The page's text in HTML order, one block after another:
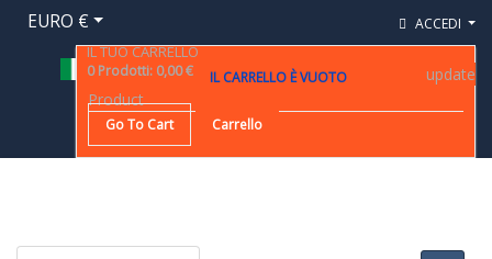
EURO € ACCEDI
IL TUO CARRELLO
0 Prodotti: 0,00 € IL CARRELLO È VUOTO
Product
update
Go To Cart Carrello